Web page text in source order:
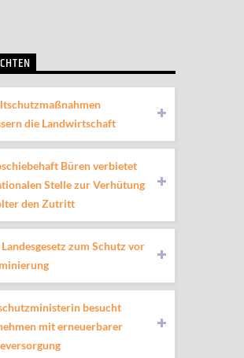
die Landwirtschaft
Büren verbietet
Stelle zur Verhütung
den Zutritt
Landesgesetz zum Schutz vor
besucht
mit erneuerbarer